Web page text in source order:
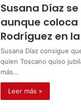
Susana Díaz
aunque coloca
Rodríguez en
Susana Díaz consigue
quien Toscano quiso
más…
Leer más »